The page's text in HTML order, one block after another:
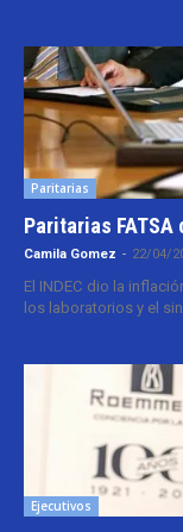
Paritarias
Paritarias FATSA
Camila Gomez - 22/04/
El INDEC dio la
los laboratorios y el
Ejecutivos